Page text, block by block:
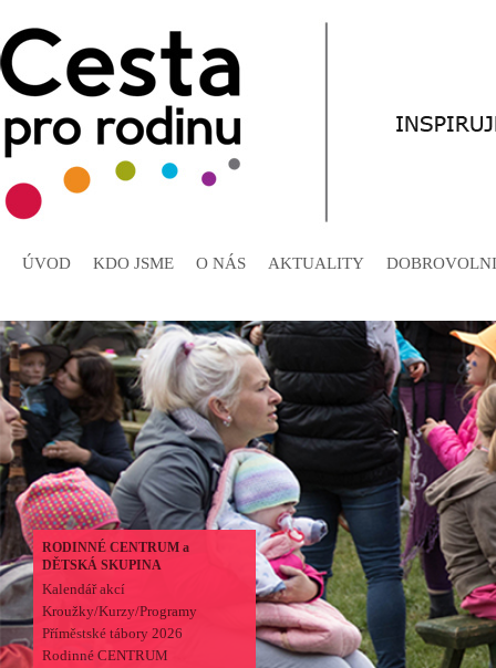
ÚVOD KDO JSME O NÁS AKTUALITY
RODINNÉ CENTRUM a
DĚTSKÁ SKUPINA
Kalendář akcí
Kroužky/Kurzy/Programy
Příměstské tábory 2026
Rodinné CENTRUM